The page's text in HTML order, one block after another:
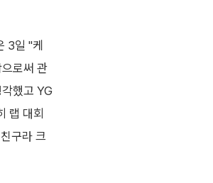
3일 "케
로써 관
했고 YG
랩 대회
구라 크